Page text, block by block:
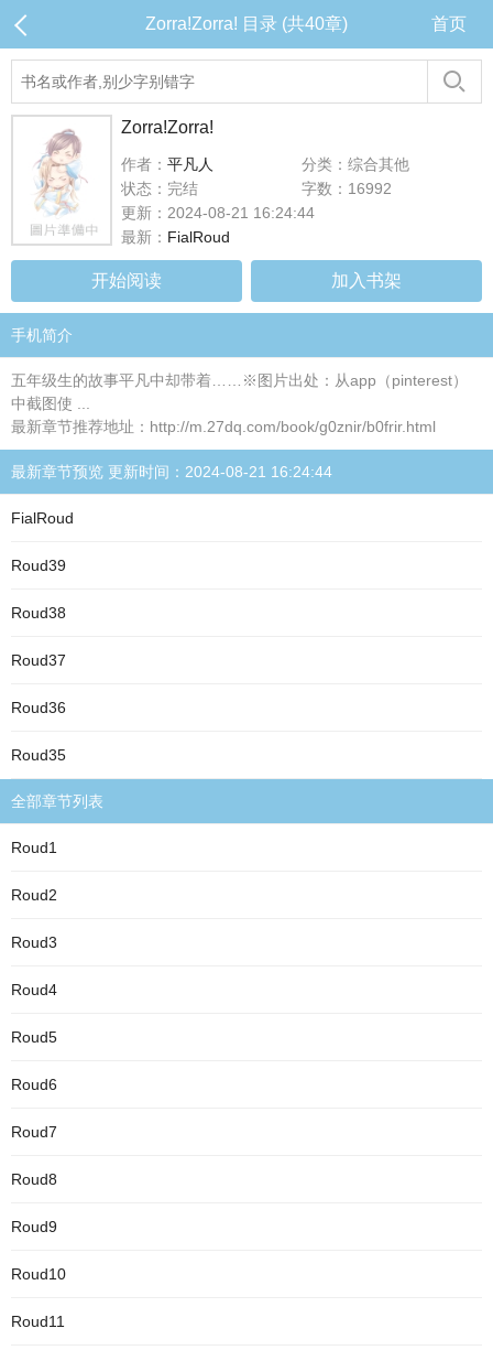
Zorra!Zorra! 目录 (共40章) 首页
Zorra!Zorra!
作者： 平凡人
分类：综合其他
状态：完结
字数：16992
更新：2024-08-21 16:24:44
最新： FialRoud
开始阅读 加入书架
手机简介
五年级生的故事平凡中却带着……※图片出处：从app（pinterest）
中截图使 ...
最新章节推荐地址：http://m.27dq.com/book/g0znir/b0frir.html
最新章节预览 更新时间：2024-08-21 16:24:44
FialRoud
Roud39
Roud38
Roud37
Roud36
Roud35
全部章节列表
Roud1
Roud2
Roud3
Roud4
Roud5
Roud6
Roud7
Roud8
Roud9
Roud10
Roud11